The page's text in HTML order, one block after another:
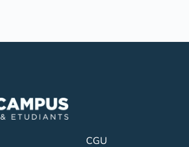
CGU